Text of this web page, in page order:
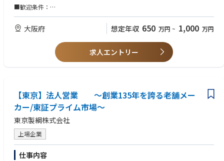
週次勉強会（毎週月曜・1時間）： 全営業担当が参加。営業の基礎、財務
知識といった専門知識を体系的に学びます。
オンデマンド学習： 研修はすべて録画。過去のアーカイブもいつでも視聴
3.未経験・異業種からの挑戦も歓迎！
組織全体で営業プロセスの習得をサポートする体制を整えています。製造
【過去の中途入社者の経験業界例】
不動産、金融、通信など、異業種出身のメンバーが多数活躍中！
「営業として一生モノのスキルを身につけたい」という意欲を重視しま
す。
■働き方（出張や転勤）
大阪営業所勤務の営業は東海～中国のお客様を中心に担当しており、エリ
アで担当顧客を分けています。1週間単位でのイメージとすると、月曜と
・営業部員のマネジメント
◎工事会社、資材調達会社、電材商社などが主な顧客となります。
大阪支店の営業部は約5名の組織です。
営業、技術、生産、物流、貿易、品質など、社内外の関係者と連携しなが
■歓迎条件：
・インフラ／設備／製造業での営業経験
・商社、装置メーカー、プラント業界での営業経験
・顧客要望に応じたカスタマイズ製品の営業経験
■求める人物像
・不確実な状況でも、自ら考え行動できる方
大阪府 想定年収 650 万円 ~ 1,000 万円
求人エントリー
【東京】法人営業 ～創業135年を誇る老舗メー
カー/東証プライム市場～
東京製綱株式会社
上場企業
仕事内容